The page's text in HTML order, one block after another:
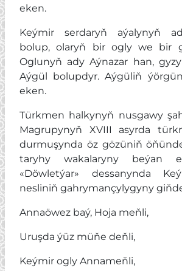
eken.
Keýmir serdaryň aýalynyň
bolup, olaryň bir ogly we bir
Oglunyň ady Aýnazar han,
Aýgül bolupdyr. Aýgüliň
eken.
Türkmen halkynyň nusgawy
Magrupynyň XVIII asyrda
durmuşynda öz gözüniň
taryhy wakalaryny beýan
«Döwletýar» dessanynda
nesliniň gahrymançylygyny
Annaöwez baý, Hoja meňli,
Uruşda ýüz müňe deňli,
Keýmir ogly Annameňli,